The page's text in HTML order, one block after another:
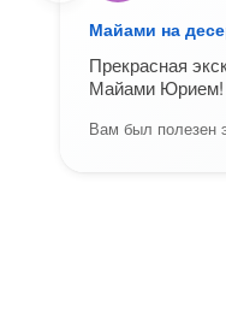
Майами на
Прекрасная
Майами Юрием!
Вам был полезен